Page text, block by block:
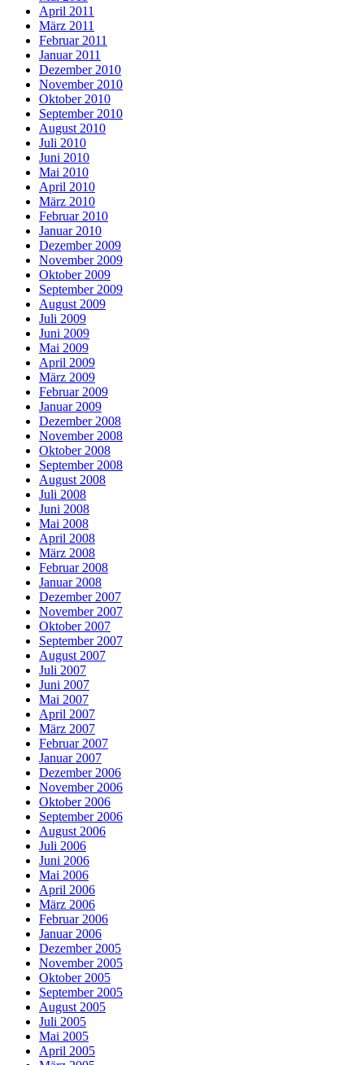
April 2011
März 2011
Februar 2011
Januar 2011
Dezember 2010
November 2010
Oktober 2010
September 2010
August 2010
Juli 2010
Juni 2010
Mai 2010
April 2010
März 2010
Februar 2010
Januar 2010
Dezember 2009
November 2009
Oktober 2009
September 2009
August 2009
Juli 2009
Juni 2009
Mai 2009
April 2009
März 2009
Februar 2009
Januar 2009
Dezember 2008
November 2008
Oktober 2008
September 2008
August 2008
Juli 2008
Juni 2008
Mai 2008
April 2008
März 2008
Februar 2008
Januar 2008
Dezember 2007
November 2007
Oktober 2007
September 2007
August 2007
Juli 2007
Juni 2007
Mai 2007
April 2007
März 2007
Februar 2007
Januar 2007
Dezember 2006
November 2006
Oktober 2006
September 2006
August 2006
Juli 2006
Juni 2006
Mai 2006
April 2006
März 2006
Februar 2006
Januar 2006
Dezember 2005
November 2005
Oktober 2005
September 2005
August 2005
Juli 2005
Mai 2005
April 2005